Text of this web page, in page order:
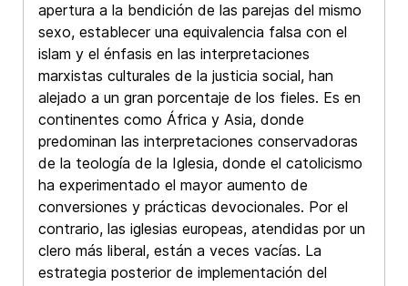
apertura a la bendición de las parejas del mismo
sexo, establecer una equivalencia falsa con el
islam y el énfasis en las interpretaciones
marxistas culturales de la justicia social, han
alejado a un gran porcentaje de los fieles. Es en
continentes como África y Asia, donde
predominan las interpretaciones conservadoras
de la teología de la Iglesia, donde el catolicismo
ha experimentado el mayor aumento de
conversiones y prácticas devocionales. Por el
contrario, las iglesias europeas, atendidas por un
clero más liberal, están a veces vacías. La
estrategia posterior de implementación del